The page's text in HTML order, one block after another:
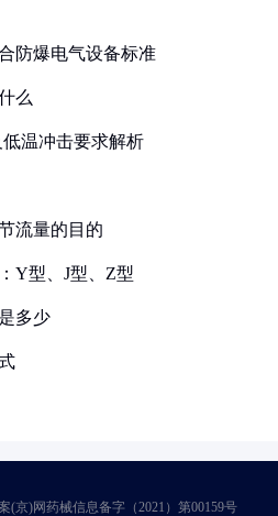
防爆电气设备标准
么
温冲击要求解析
流量的目的
Y型、J型、Z型
多少
(京)网药械信息备字（2021）第00159号